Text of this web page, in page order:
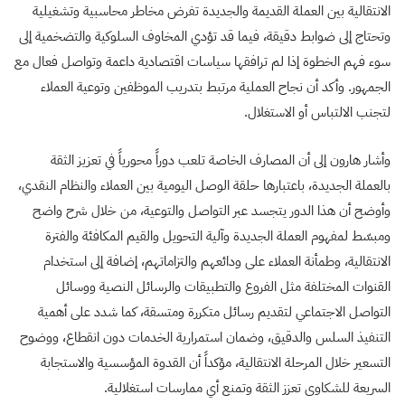
الانتقالية بين العملة القديمة والجديدة تفرض مخاطر محاسبية وتشغيلية
وتحتاج إلى ضوابط دقيقة، فيما قد تؤدي المخاوف السلوكية والتضخمية إلى
سوء فهم الخطوة إذا لم ترافقها سياسات اقتصادية داعمة وتواصل فعال مع
الجمهور. وأكد أن نجاح العملية مرتبط بتدريب الموظفين وتوعية العملاء
لتجنب الالتباس أو الاستغلال.
وأشار هارون إلى أن المصارف الخاصة تلعب دوراً محورياً في تعزيز الثقة
بالعملة الجديدة، باعتبارها حلقة الوصل اليومية بين العملاء والنظام النقدي،
وأوضح أن هذا الدور يتجسد عبر التواصل والتوعية، من خلال شرح واضح
ومبسّط لمفهوم العملة الجديدة وآلية التحويل والقيم المكافئة والفترة
الانتقالية، وطمأنة العملاء على ودائعهم والتزاماتهم، إضافة إلى استخدام
القنوات المختلفة مثل الفروع والتطبيقات والرسائل النصية ووسائل
التواصل الاجتماعي لتقديم رسائل متكررة ومتسقة، كما شدد على أهمية
التنفيذ السلس والدقيق، وضمان استمرارية الخدمات دون انقطاع، ووضوح
التسعير خلال المرحلة الانتقالية، مؤكداً أن القدوة المؤسسية والاستجابة
السريعة للشكاوى تعزز الثقة وتمنع أي ممارسات استغلالية.